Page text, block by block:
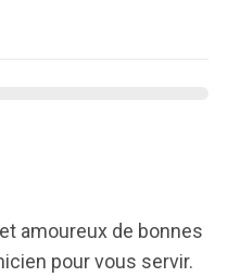
amoureux de bonnes
pour vous servir.